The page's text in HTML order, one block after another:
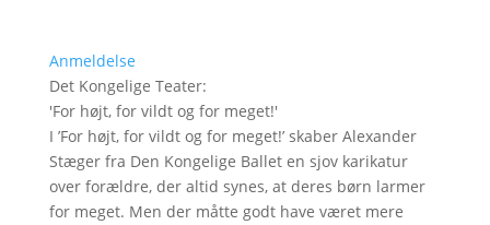
Anmeldelse
Det Kongelige Teater:
'For højt, for vildt og for meget!'
I ’For højt, for vildt og for meget!’ skaber Alexander
Stæger fra Den Kongelige Ballet en sjov karikatur
over forældre, der altid synes, at deres børn larmer
for meget. Men der måtte godt have været mere